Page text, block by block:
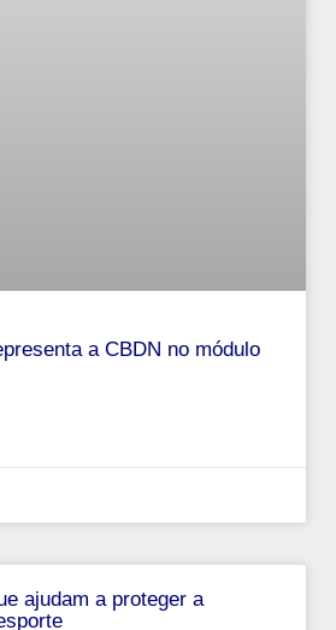
a CBDN no módulo
ajudam a proteger a